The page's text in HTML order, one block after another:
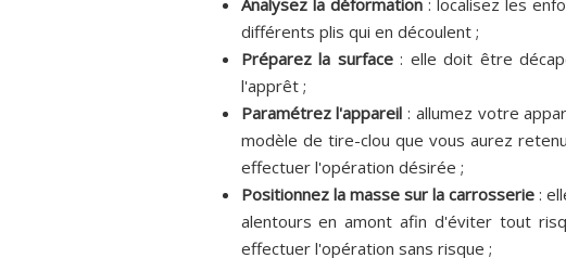
différents plis qui en découlent ;
Préparez la surface: elle doit être
l'apprêt ;
Paramétrez l'appareil : allumez votre
modèle de tire-clou que vous aurez
effectuer l'opération désirée ;
Positionnez la masse sur la carrosserie:
alentours en amont afin d'éviter tout
effectuer l'opération sans risque ;